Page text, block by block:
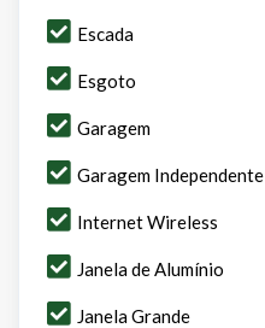
Escada
Esgoto
Garagem
Garagem Independente
Internet Wireless
Janela de Alumínio
Janela Grande